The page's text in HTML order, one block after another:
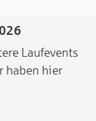
Laufevents
haben hier